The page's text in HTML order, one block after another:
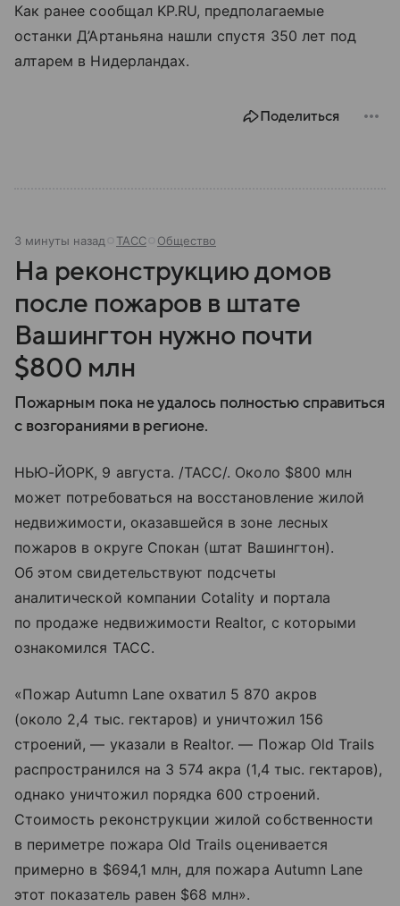
Как ранее сообщал KP.RU, предполагаемые
останки Д’Артаньяна нашли спустя 350 лет под
алтарем в Нидерландах.
Поделиться
3 минуты назад ТАСС Общество
На реконструкцию домов
после пожаров в штате
Вашингтон нужно почти
$800 млн
Пожарным пока не удалось полностью справиться
с возгораниями в регионе.
НЬЮ-ЙОРК, 9 августа. /ТАСС/. Около $800 млн
может потребоваться на восстановление жилой
недвижимости, оказавшейся в зоне лесных
пожаров в округе Спокан (штат Вашингтон).
Об этом свидетельствуют подсчеты
аналитической компании Cotality и портала
по продаже недвижимости Realtor, с которыми
ознакомился ТАСС.
«Пожар Autumn Lane охватил 5 870 акров
(около 2,4 тыс. гектаров) и уничтожил 156
строений, — указали в Realtor. — Пожар Old Trails
распространился на 3 574 акра (1,4 тыс. гектаров),
однако уничтожил порядка 600 строений.
Стоимость реконструкции жилой собственности
в периметре пожара Old Trails оценивается
примерно в $694,1 млн, для пожара Autumn Lane
этот показатель равен $68 млн».